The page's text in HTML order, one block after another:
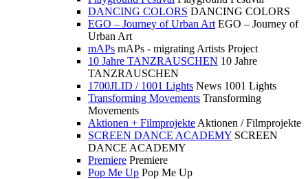
DANCING COLORS DANCING COLORS
EGO – Journey of Urban Art EGO – Journey of
Urban Art
mAPs mAPs - migrating Artists Project
10 Jahre TANZRAUSCHEN 10 Jahre
TANZRAUSCHEN
1700JLID / 1001 Lights News 1001 Lights
Transforming Movements Transforming
Movements
Aktionen + Filmprojekte Aktionen / Filmprojekte
SCREEN DANCE ACADEMY SCREEN
DANCE ACADEMY
Premiere Premiere
Pop Me Up Pop Me Up